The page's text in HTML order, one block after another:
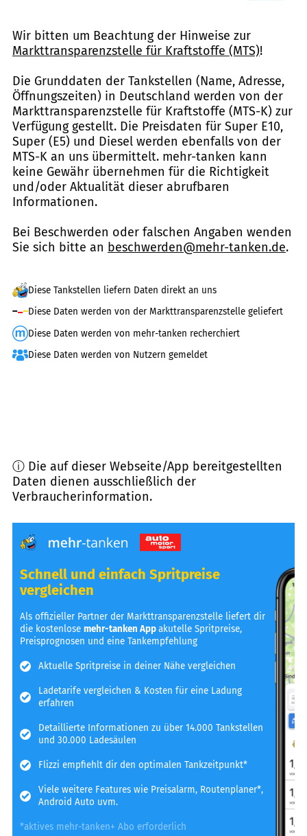
Wir bitten um Beachtung der Hinweise zur
Markttransparenzstelle für Kraftstoffe (MTS)!
Die Grunddaten der Tankstellen (Name, Adresse,
Öffnungszeiten) in Deutschland werden von der
Markttransparenzstelle für Kraftstoffe (MTS-K) zur
Verfügung gestellt. Die Preisdaten für Super E10,
Super (E5) und Diesel werden ebenfalls von der
MTS-K an uns übermittelt. mehr-tanken kann
keine Gewähr übernehmen für die Richtigkeit
und/oder Aktualität dieser abrufbaren
Informationen.
Bei Beschwerden oder falschen Angaben wenden
Sie sich bitte an beschwerden@mehr-tanken.de.
Diese Tankstellen liefern Daten direkt an uns
Diese Daten werden von der Markttransparenzstelle geliefert
Diese Daten werden von mehr-tanken recherchiert
Diese Daten werden von Nutzern gemeldet
ⓘ Die auf dieser Webseite/App bereitgestellten
Daten dienen ausschließlich der
Verbraucherinformation.
Schnell und einfach Spritpreise
vergleichen
Als offizieller Partner der Markttransparenzstelle liefert dir
die kostenlosemehr-tanken Appakutelle Spritpreise,
Preisprognosen und eine Tankempfehlung
Aktuelle Spritpreise in deiner Nähe vergleichen
Ladetarife vergleichen & Kosten für eine Ladung
erfahren
Detaillierte Informationen zu über 14.000 Tankstellen
und 30.000 Ladesäulen
Flizzi empfiehlt dir den optimalen Tankzeitpunkt*
Viele weitere Features wie Preisalarm, Routenplaner*,
Android Auto uvm.
*aktives mehr-tanken+ Abo erforderlich